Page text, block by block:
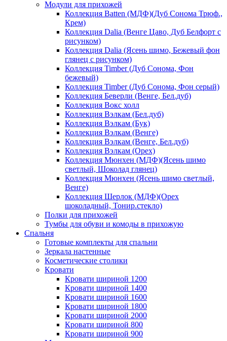
Модули для прихожей
Коллекция Batten (МДФ)(Дуб Сонома Трюф.,
Крем)
Коллекция Dalia (Венге Цаво, Дуб Белфорт с
рисунком)
Коллекция Dalia (Ясень шимо, Бежевый фон
глянец с рисунком)
Коллекция Timber (Дуб Сонома, Фон
бежевый)
Коллекция Timber (Дуб Сонома, Фон серый)
Коллекция Беверли (Венге, Бел.дуб)
Коллекция Вокс холл
Коллекция Вэлкам (Бел.дуб)
Коллекция Вэлкам (Бук)
Коллекция Вэлкам (Венге)
Коллекция Вэлкам (Венге, Бел.дуб)
Коллекция Вэлкам (Орех)
Коллекция Мюнхен (МДФ)(Ясень шимо
светлый, Шоколад глянец)
Коллекция Мюнхен (Ясень шимо светлый,
Венге)
Коллекция Шерлок (МДФ)(Орех
шоколадный, Тонир.стекло)
Полки для прихожей
Тумбы для обуви и комоды в прихожую
Спальня
Готовые комплекты для спальни
Зеркала настенные
Косметические столики
Кровати
Кровати шириной 1200
Кровати шириной 1400
Кровати шириной 1600
Кровати шириной 1800
Кровати шириной 2000
Кровати шириной 800
Кровати шириной 900